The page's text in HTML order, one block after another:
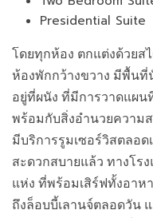
อยู่ที่ผนัง ที่มีการวาดแผน
พร้อมกับสิ่งอำนวยความ
มีบริการรูมเซอร์วิสตลอด
สะดวกสบายแล้ว ทางโร
แห่ง ที่พร้อมเสิร์ฟทั้งอาห
ถึงล็อบบี้เลานจ์ตลอดวัน
คลายท่ามกลางเมืองที่ไม่
ว่ายน้ำกลางแจ้ง ออนเซ็